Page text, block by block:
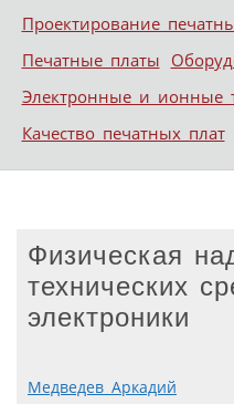
Проектирование
Печатные платы
Электронные и ионные
Качество печатных плат
Физическая
технических
электроники
Медведев Аркадий